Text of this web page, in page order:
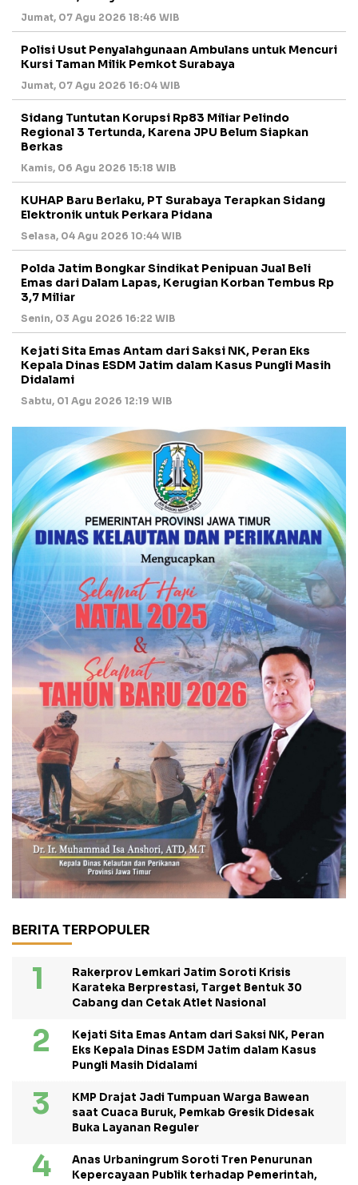
Jumat, 07 Agu 2026 18:46 WIB
Polisi Usut Penyalahgunaan Ambulans untuk Mencuri
Kursi Taman Milik Pemkot Surabaya
Jumat, 07 Agu 2026 16:04 WIB
Sidang Tuntutan Korupsi Rp83 Miliar Pelindo
Regional 3 Tertunda, Karena JPU Belum Siapkan
Berkas
Kamis, 06 Agu 2026 15:18 WIB
KUHAP Baru Berlaku, PT Surabaya Terapkan Sidang
Elektronik untuk Perkara Pidana
Selasa, 04 Agu 2026 10:44 WIB
Polda Jatim Bongkar Sindikat Penipuan Jual Beli
Emas dari Dalam Lapas, Kerugian Korban Tembus Rp
3,7 Miliar
Senin, 03 Agu 2026 16:22 WIB
Kejati Sita Emas Antam dari Saksi NK, Peran Eks
Kepala Dinas ESDM Jatim dalam Kasus Pungli Masih
Didalami
Sabtu, 01 Agu 2026 12:19 WIB
BERITA TERPOPULER
Rakerprov Lemkari Jatim Soroti Krisis
Karateka Berprestasi, Target Bentuk 30
Cabang dan Cetak Atlet Nasional
Kejati Sita Emas Antam dari Saksi NK, Peran
Eks Kepala Dinas ESDM Jatim dalam Kasus
Pungli Masih Didalami
KMP Drajat Jadi Tumpuan Warga Bawean
saat Cuaca Buruk, Pemkab Gresik Didesak
Buka Layanan Reguler
Anas Urbaningrum Soroti Tren Penurunan
Kepercayaan Publik terhadap Pemerintah,